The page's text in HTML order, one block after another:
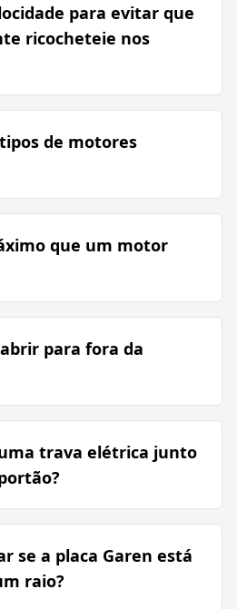
para evitar que
ricocheteie nos
de motores
que um motor
para fora da
trava elétrica junto
se a placa Garen está
raio?